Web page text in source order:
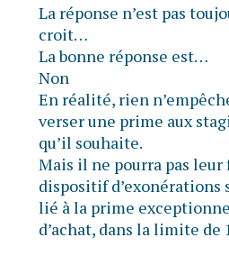
La réponse n’est pas
croit…
La bonne réponse est…
Non
En réalité, rien
verser une prime aux
qu’il souhaite.
Mais il ne pourra pas
dispositif d’exonérations
lié à la prime
d’achat, dans la limite de